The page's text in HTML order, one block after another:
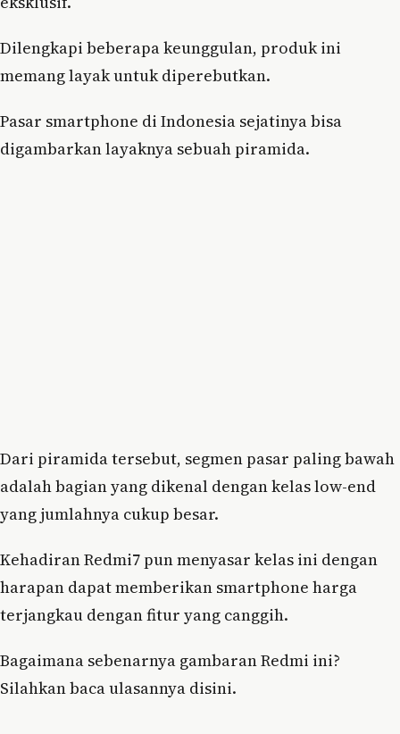
Dilengkapi beberapa keunggulan, produk ini
memang layak untuk diperebutkan.
Pasar smartphone di Indonesia sejatinya bisa
digambarkan layaknya sebuah piramida.
Dari piramida tersebut, segmen pasar paling bawah
adalah bagian yang dikenal dengan kelas low-end
yang jumlahnya cukup besar.
Kehadiran Redmi7 pun menyasar kelas ini dengan
harapan dapat memberikan smartphone harga
terjangkau dengan fitur yang canggih.
Bagaimana sebenarnya gambaran Redmi ini?
Silahkan baca ulasannya disini.